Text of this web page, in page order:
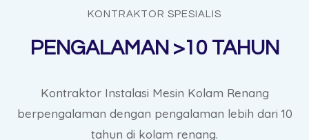
KONTRAKTOR SPESIALIS
PENGALAMAN >10 TAHUN
Kontraktor Instalasi Mesin Kolam Renang
berpengalaman dengan pengalaman lebih dari 10
tahun di kolam renang.